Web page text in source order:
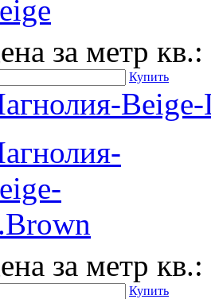
за метр кв.:
Купить
за метр кв.:
Купить